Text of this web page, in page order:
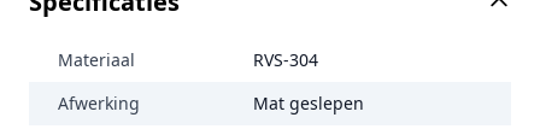
Materiaal
RVS-304
Afwerking
Mat geslepen